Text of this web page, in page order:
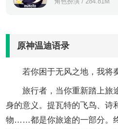
原神温迪语录
若你困于无风之地，我将奏
旅行者，当你重新踏上旅
身的意义。提瓦特的飞鸟、诗
物……都是你旅途的一部分。